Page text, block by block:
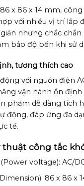
x 86 x 14 mm,
với nhiều vị trí lắp
nhưng chắc
bảo độ bền khi sử
tương thích cao
với nguồn điện
vận hành ổn định
phẩm dễ dàng tích
động, đáp ứng đa
tế.
thuật công tắc
voltage): AC/
86 x 86 x